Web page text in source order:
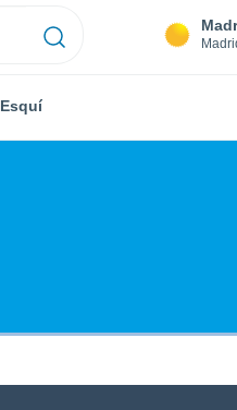
Esquí